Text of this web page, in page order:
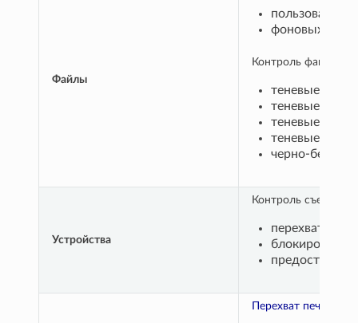
Файлы
пользователя,
фоновых
Контроль файлов:
теневые
теневые
теневые
теневые
черно-белые
Устройства
Контроль съемных
перехват
блокировка
Перехват печати